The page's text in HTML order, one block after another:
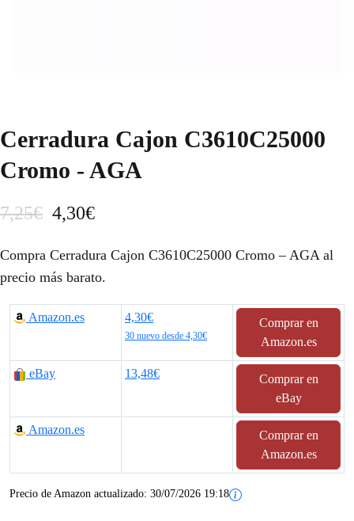
Cerradura Cajon C3610C25000
Cromo - AGA
7,25€ E
p
r
c
o
4,30€E
p
r
c
o
Compra Cerradura Cajon C3610C25000 Cromo – AGA al
precio más barato.
Amazon.es 4,30€
30 nuevo desde 4,30€
Comprar en
Amazon.es
eBay 13,48€
Comprar en
eBay
Amazon.es
Comprar en
Amazon.es
Precio de Amazon actualizado: 30/07/2026 19:18